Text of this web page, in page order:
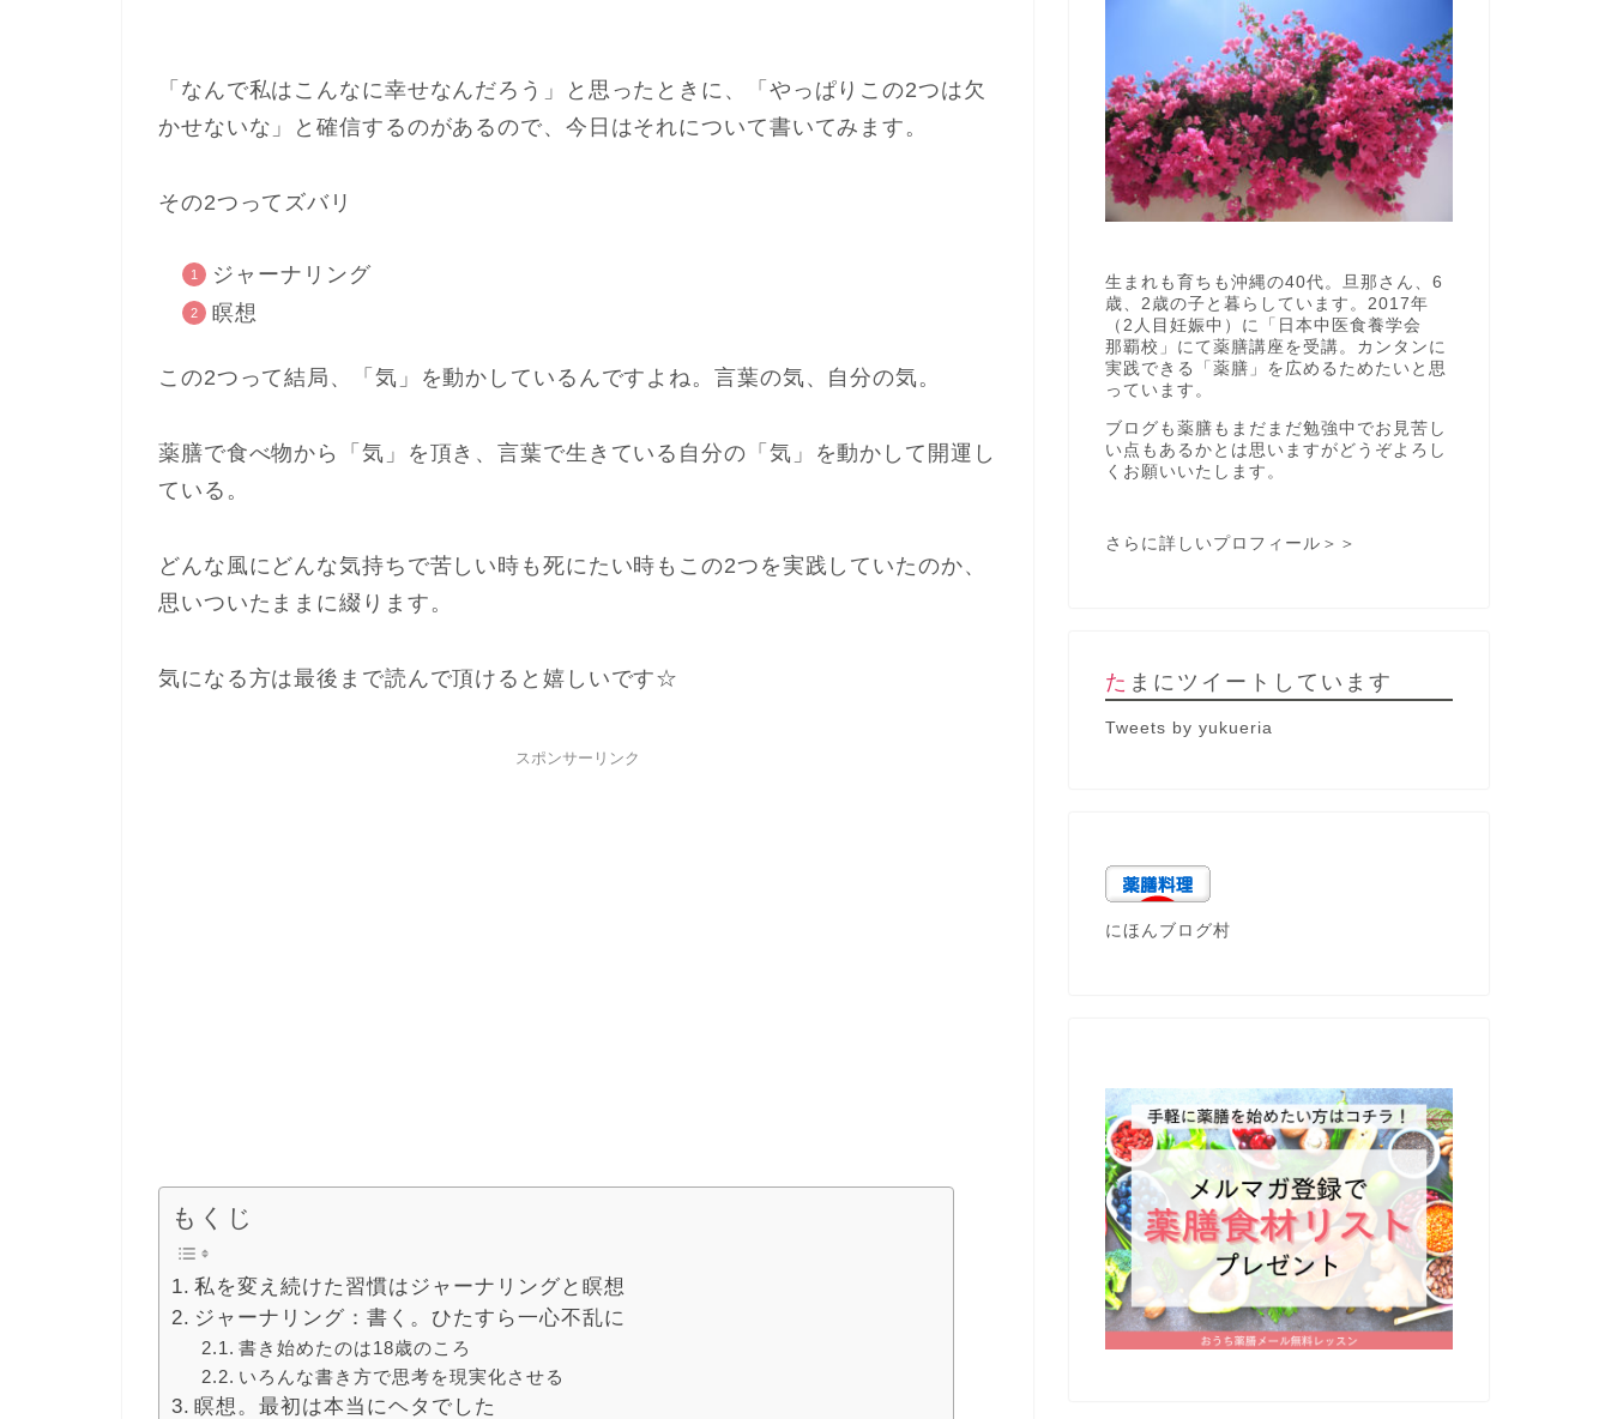
「なんで私はこんなに幸せなんだろう」と思ったときに、「やっぱりこの2つは欠
かせないな」と確信するのがあるので、今日はそれについて書いてみます。
その2つってズバリ
ジャーナリング
瞑想
この2つって結局、「気」を動かしているんですよね。言葉の気、自分の気。
薬膳で食べ物から「気」を頂き、言葉で生きている自分の「気」を動かして開運し
ている。
どんな風にどんな気持ちで苦しい時も死にたい時もこの2つを実践していたのか、
思いついたままに綴ります。
気になる方は最後まで読んで頂けると嬉しいです☆
スポンサーリンク
もくじ
私を変え続けた習慣はジャーナリングと瞑想
ジャーナリング：書く。ひたすら一心不乱に
書き始めたのは18歳のころ
いろんな書き方で思考を現実化させる
瞑想。最初は本当にヘタでした
生まれも育ちも沖縄の40代。旦那さん、6
歳、2歳の子と暮らしています。2017年
（2人目妊娠中）に「日本中医食養学会
那覇校」にて薬膳講座を受講。カンタンに
実践できる「薬膳」を広めるためたいと思
っています。
ブログも薬膳もまだまだ勉強中でお見苦し
い点もあるかとは思いますがどうぞよろし
くお願いいたします。
さらに詳しいプロフィール＞＞
たまにツイートしています
Tweets by yukueria
にほんブログ村